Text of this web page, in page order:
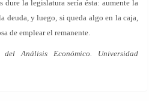
dure la legislatura sería ésta: aumente la
deuda, y luego, si queda algo en la caja,
de emplear el remanente.
del Análisis Económico. Universidad